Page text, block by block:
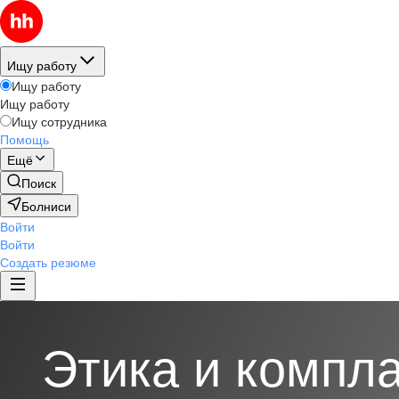
Ищу работу
Ищу работу
Ищу работу
Ищу сотрудника
Помощь
Ещё
Поиск
Болниси
Войти
Войти
Создать резюме
Этика и